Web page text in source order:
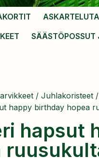
SÄÄSTÖPOSSUT
/ Juhlakoristeet /
happy birthday hopea
hapsut